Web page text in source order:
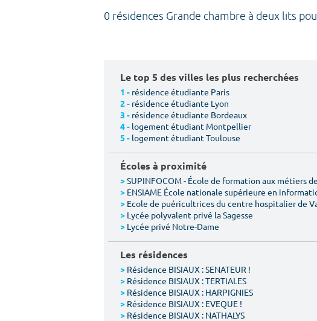
0 résidences Grande chambre à deux lits
Le top 5 des villes les plus recherchées
1 - résidence étudiante Paris
2 - résidence étudiante Lyon
3 - résidence étudiante Bordeaux
4 - logement étudiant Montpellier
5 - logement étudiant Toulouse
Écoles à proximité
>SUPINFOCOM - École de formation aux métiers
> ENSIAME École nationale supérieure en
> Ecole de puéricultrices du centre hospitalier de
> Lycée polyvalent privé la Sagesse
> Lycée privé Notre-Dame
Les résidences
> Résidence BISIAUX : SENATEUR !
> Résidence BISIAUX : TERTIALES
> Résidence BISIAUX : HARPIGNIES
> Résidence BISIAUX : EVEQUE !
> Résidence BISIAUX : NATHALYS